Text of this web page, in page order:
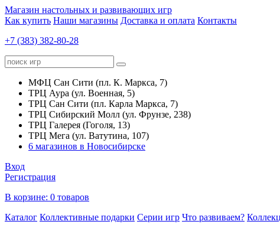
Магазин настольных и развивающих игр
Как купить Наши магазины Доставка и оплата Контакты
+7 (383) 382-80-28
МФЦ Сан Сити (пл. К. Маркса, 7)
ТРЦ Аура (ул. Военная, 5)
ТРЦ Сан Сити (пл. Карла Маркса, 7)
ТРЦ Сибирский Молл (ул. Фрунзе, 238)
ТРЦ Галерея (Гоголя, 13)
ТРЦ Мега (ул. Ватутина, 107)
6 магазинов в Новосибирске
Вход
Регистрация
В корзине: 0 товаров
Каталог Коллективные подарки Серии игр Что развиваем?